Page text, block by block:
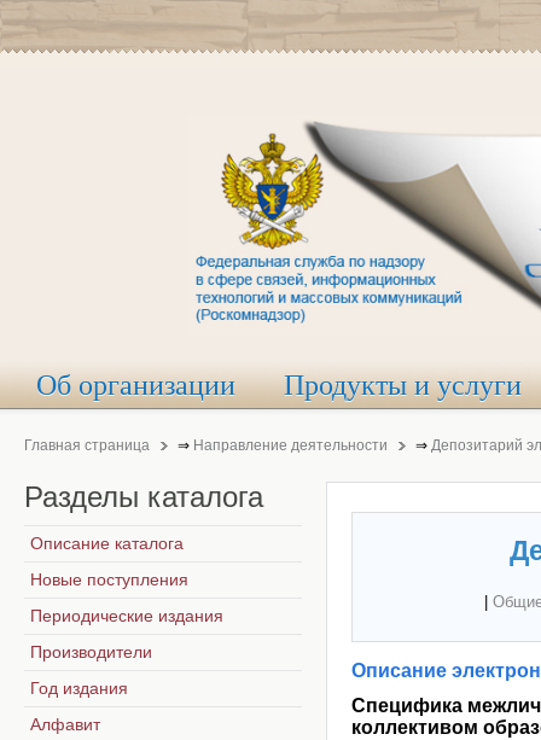
Об организации Продукты и услуги
Главная страница ⇒ Направление деятельности ⇒ Депозитарий
Описание
Специфика
коллективом
Разделы каталога
Описание каталога
Новые поступления
Периодические издания
Производители
Год издания
Алфавит